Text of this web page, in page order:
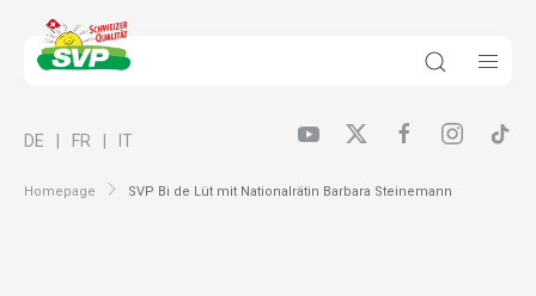
Homepage SVP Bi de Lüt mit Nationalrätin Barbara Steinemann
DE FR IT